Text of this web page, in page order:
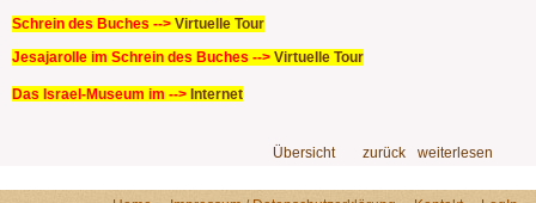
Schrein des Buches --> Virtuelle Tour
Jesajarolle im Schrein des Buches --> Virtuelle Tour
Das Israel-Museum im --> Internet
Übersicht zurück weiterlesen